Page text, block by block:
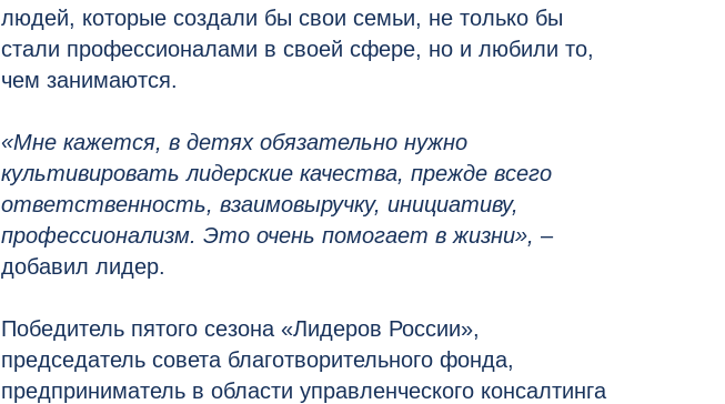
людей, которые создали бы свои семьи, не только бы
стали профессионалами в своей сфере, но и любили то,
чем занимаются.
«Мне кажется, в детях обязательно нужно
культивировать лидерские качества, прежде всего
ответственность, взаимовыручку, инициативу,
профессионализм. Это очень помогает в жизни», –
добавил лидер.
Победитель пятого сезона «Лидеров России»,
председатель совета благотворительного фонда,
предприниматель в области управленческого консалтинга